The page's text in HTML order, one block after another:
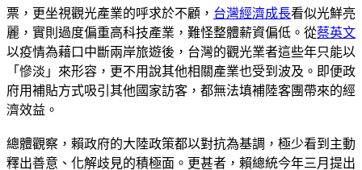
票，更坐視觀光產業的呼求於不顧， 台灣經濟成長看似光鮮亮
麗，實則過度偏重高科技產業，難怪整體薪資偏低。從蔡英文
以疫情為藉口中斷兩岸旅遊後，台灣的觀光業者這些年只能以
「慘淡」來形容，更不用說其他相關產業也受到波及。即便政
府用補貼方式吸引其他國家訪客，都無法填補陸客團帶來的經
濟效益。
總體觀察，賴政府的大陸政策都以對抗為基調，極少看到主動
釋出善意、化解歧見的積極面。更甚者，賴總統今年三月提出